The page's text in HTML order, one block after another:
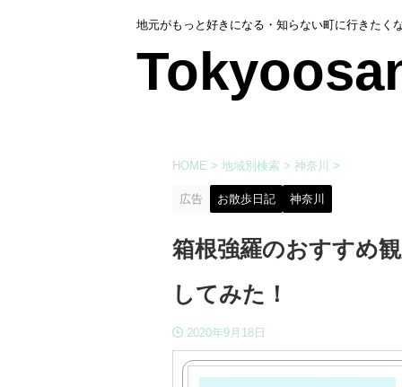
地元がもっと好きになる・知らない町に行きたく
HOME > 地域別検索 > 神奈川 >
広告 お散歩日記 神奈川
箱根強羅のおすすめ
してみた！
2020年9月18日